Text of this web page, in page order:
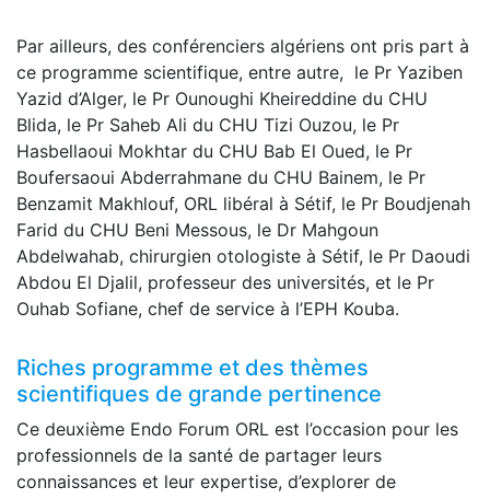
Par ailleurs, des conférenciers algériens ont pris part à
ce programme scientifique, entre autre, le Pr Yaziben
Yazid d’Alger, le Pr Ounoughi Kheireddine du CHU
Blida, le Pr Saheb Ali du CHU Tizi Ouzou, le Pr
Hasbellaoui Mokhtar du CHU Bab El Oued, le Pr
Boufersaoui Abderrahmane du CHU Bainem, le Pr
Benzamit Makhlouf, ORL libéral à Sétif, le Pr Boudjenah
Farid du CHU Beni Messous, le Dr Mahgoun
Abdelwahab, chirurgien otologiste à Sétif, le Pr Daoudi
Abdou El Djalil, professeur des universités, et le Pr
Ouhab Sofiane, chef de service à l’EPH Kouba.
Riches programme et des thèmes
scientifiques de grande pertinence
Ce deuxième Endo Forum ORL est l’occasion pour les
professionnels de la santé de partager leurs
connaissances et leur expertise, d’explorer de